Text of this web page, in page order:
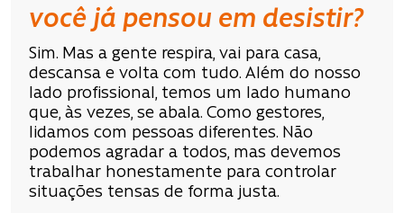
você já pensou em desistir?
Sim. Mas a gente respira, vai para casa,
descansa e volta com tudo. Além do nosso
lado profissional, temos um lado humano
que, às vezes, se abala. Como gestores,
lidamos com pessoas diferentes. Não
podemos agradar a todos, mas devemos
trabalhar honestamente para controlar
situações tensas de forma justa.